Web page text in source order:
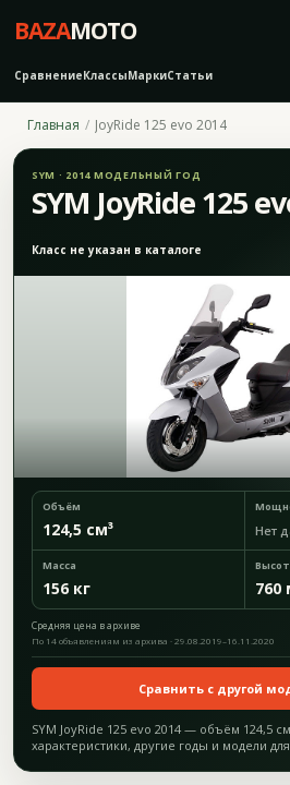
BAZAMOTO
СравнениеКлассыМаркиСтатьи
Главная JoyRide 125 evo 2014
SYM · 2014 МОДЕЛЬНЫЙ ГОД
SYM JoyRide 125
Класс не указан в каталоге
Объём
124,5 см³ Нет
Масса
156 кг 760
Средняя цена в архиве
По 14 объявлениям из архива · 29.08.2019–16.11.2020
Сравнить с другой
SYM JoyRide 125 evo 2014 — объём 124,5
характеристики, другие годы и модели